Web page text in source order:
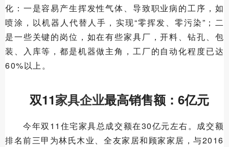
化：一是容易产生挥发性气体、导致职业病的工序，如
喷涂，以机器人代替人手，实现“零挥发、零污染”；二
是一些关键的岗位，如在有些家具厂，开料、钻孔、包
装、入库等，都是机器做主角，工厂的自动化程度已达
60%以上。
双11家具企业最高销售额：6亿元
今年双11住宅家具总成交额在30亿元左右。成交额
排名前三甲为林氏木业、全友家居和顾家家居，与2016